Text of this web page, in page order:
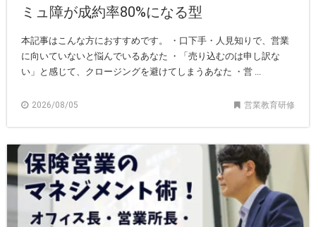
ミュ障が成約率80%になる型
本記事はこんな方におすすめです。 ・口下手・人見知りで、営業
に向いていないと悩んでいるあなた ・「売り込むのは申し訳な
い」と感じて、クロージングを避けてしまうあなた ・営 ...
2026/08/05 営業教育研修